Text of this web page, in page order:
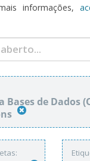
informações,
de Dados